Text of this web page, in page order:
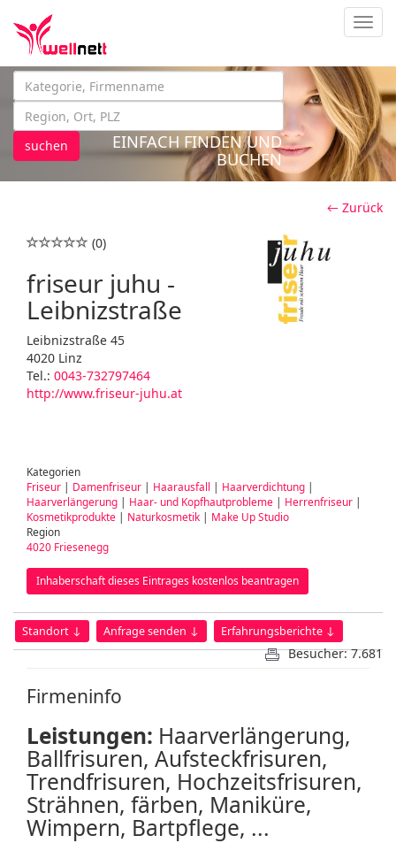
suchen
EINFACH FINDEN UND
BUCHEN
← Zurück
(0)
friseur juhu -
Leibnizstraße
Leibnizstraße 45
4020 Linz
Tel.: 0043-732797464
http://www.friseur-juhu.at
Kategorien
Friseur | Damenfriseur | Haarausfall | Haarverdichtung |
Haarverlängerung | Haar- und Kopfhautprobleme | Herrenfriseur |
Kosmetikprodukte | Naturkosmetik | Make Up Studio
Region
4020 Friesenegg
Inhaberschaft dieses Eintrages kostenlos beantragen
Standort ↓ Anfrage senden ↓ Erfahrungsberichte ↓
Besucher: 7.681
Firmeninfo
Leistungen: Haarverlängerung,
Ballfrisuren, Aufsteckfrisuren,
Trendfrisuren, Hochzeitsfrisuren,
Strähnen, färben, Maniküre,
Wimpern, Bartpflege, ...